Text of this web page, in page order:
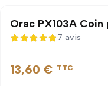
Orac PX103A Coin
4,9 sur 5
7 avis
13,60 € TTC